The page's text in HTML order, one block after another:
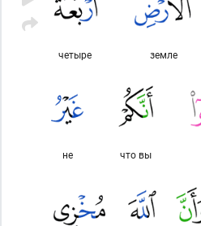
земле
четыре
что вы
не